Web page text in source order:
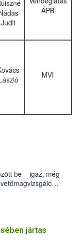
Judit
ÁPB
MVI
be – igaz, még
Győző által
jártas